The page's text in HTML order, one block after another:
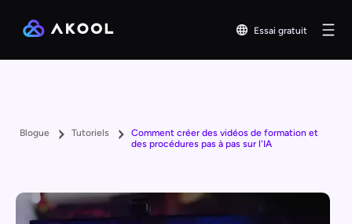
Essai gratuit
Blogue Tutoriels
Comment créer des vidéos de formation et
des procédures pas à pas sur l'IA